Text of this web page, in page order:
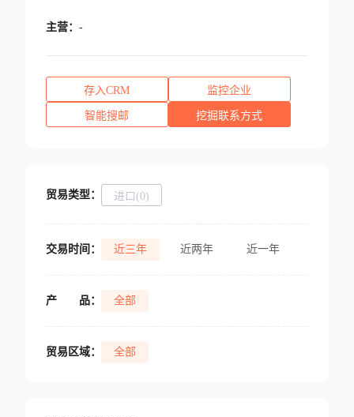
主营： -
存入CRM 监控企业
智能搜邮 挖掘联系方式
贸易类型： 进口(0)
交易时间： 近三年 近两年 近一年
产 品： 全部
贸易区域： 全部